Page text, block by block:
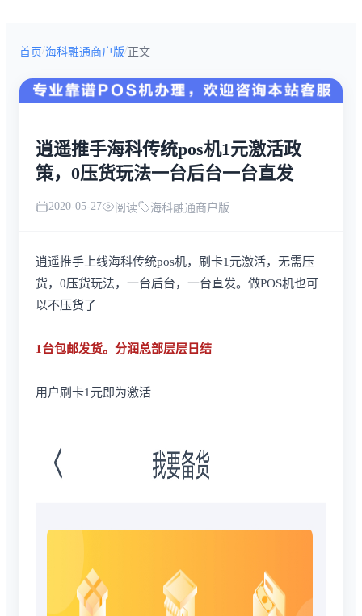
首页/海科融通商户版/正文
逍遥推手海科传统pos机1元激活政
策，0压货玩法一台后台一台直发
2020-05-27 阅读 海科融通商户版
逍遥推手上线海科传统pos机，刷卡1元激活，无需压
货，0压货玩法，一台后台，一台直发。做POS机也可
以不压货了
1台包邮发货。分润总部层层日结
用户刷卡1元即为激活